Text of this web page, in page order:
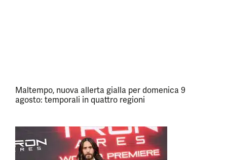
Maltempo, nuova allerta gialla per domenica 9
agosto: temporali in quattro regioni